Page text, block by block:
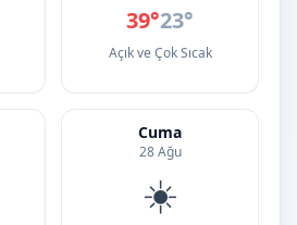
39°23°
Açık ve Çok Sıcak
Cuma
28 Ağu
☀️